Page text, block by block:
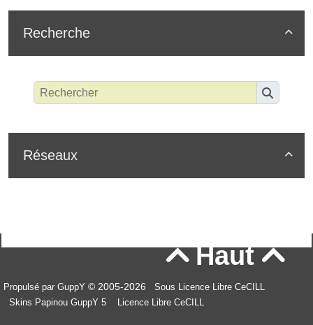

Recherche

Réseaux
Haut
Propulsé par GuppY © 2005-2026
Sous Licence Libre CeCILL
Skins Papinou GuppY 5
Licence Libre CeCILL